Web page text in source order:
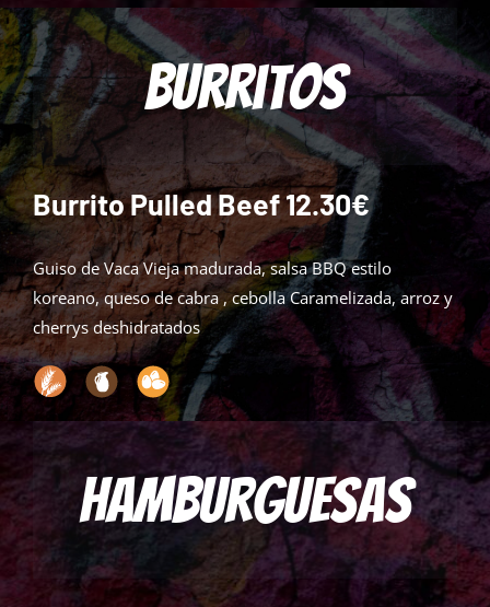
Burritos
Burrito Pulled Beef 12.30€
Guiso de Vaca Vieja madurada, salsa BBQ estilo
koreano, queso de cabra , cebolla Caramelizada, arroz y
cherrys deshidratados
Hamburguesas